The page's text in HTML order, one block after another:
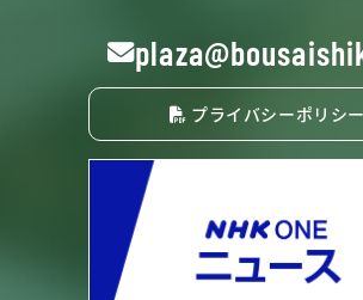
プライバシーポリシー